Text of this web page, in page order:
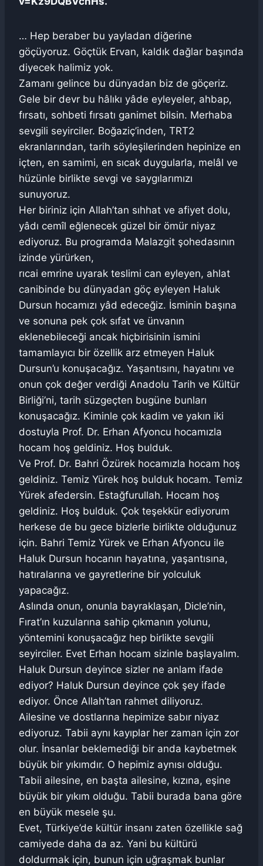
… Hep beraber bu yayladan diğerine
göçüyoruz. Göçtük Ervan, kaldık dağlar başında
diyecek halimiz yok.
Zamanı gelince bu dünyadan biz de göçeriz.
Gele bir devr bu hâlıkı yâde eyleyeler, ahbap,
fırsatı, sohbeti fırsatı ganimet bilsin. Merhaba
sevgili seyirciler. Boğaziç’inden, TRT2
ekranlarından, tarih söyleşilerinden hepinize en
içten, en samimi, en sıcak duygularla, melâl ve
hüzünle birlikte sevgi ve saygılarımızı
sunuyoruz.
Her biriniz için Allah’tan sıhhat ve afiyet dolu,
yâdı cemîl eğlenecek güzel bir ömür niyaz
ediyoruz. Bu programda Malazgit şohedasının
izinde yürürken,
rıcai emrine uyarak teslimi can eyleyen, ahlat
canibinde bu dünyadan göç eyleyen Haluk
Dursun hocamızı yâd edeceğiz. İsminin başına
ve sonuna pek çok sıfat ve ünvanın
eklenebileceği ancak hiçbirisinin ismini
tamamlayıcı bir özellik arz etmeyen Haluk
Dursun’u konuşacağız. Yaşantısını, hayatını ve
onun çok değer verdiği Anadolu Tarih ve Kültür
Birliği’ni, tarih süzgeçten bugüne bunları
konuşacağız. Kiminle çok kadim ve yakın iki
dostuyla Prof. Dr. Erhan Afyoncu hocamızla
hocam hoş geldiniz. Hoş bulduk.
Ve Prof. Dr. Bahri Özürek hocamızla hocam hoş
geldiniz. Temiz Yürek hoş bulduk hocam. Temiz
Yürek afedersin. Estağfurullah. Hocam hoş
geldiniz. Hoş bulduk. Çok teşekkür ediyorum
herkese de bu gece bizlerle birlikte olduğunuz
için. Bahri Temiz Yürek ve Erhan Afyoncu ile
Haluk Dursun hocanın hayatına, yaşantısına,
hatıralarına ve gayretlerine bir yolculuk
yapacağız.
Aslında onun, onunla bayraklaşan, Dicle’nin,
Fırat’ın kuzularına sahip çıkmanın yolunu,
yöntemini konuşacağız hep birlikte sevgili
seyirciler. Evet Erhan hocam sizinle başlayalım.
Haluk Dursun deyince sizler ne anlam ifade
ediyor? Haluk Dursun deyince çok şey ifade
ediyor. Önce Allah’tan rahmet diliyoruz.
Ailesine ve dostlarına hepimize sabır niyaz
ediyoruz. Tabii aynı kayıplar her zaman için zor
olur. İnsanlar beklemediği bir anda kaybetmek
büyük bir yıkımdır. O hepimiz aynısı olduğu.
Tabii ailesine, en başta ailesine, kızına, eşine
büyük bir yıkım olduğu. Tabii burada bana göre
en büyük mesele şu.
Evet, Türkiye’de kültür insanı zaten özellikle sağ
camiyede daha da az. Yani bu kültürü
doldurmak için, bunun için uğraşmak bunlar